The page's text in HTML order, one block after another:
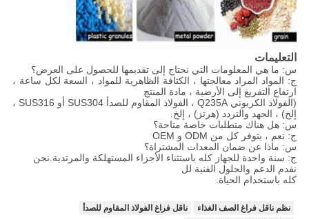
التعليمات
س: ما هي المعلومات التي نحتاج إلى تقديمها للحصول على العرض؟
ج: المواد المراد معالجتها ، الكثافة الظاهرية للمواد ، السعة لكل ساعة ،
ارتفاع التفريغ إلى الأرضية ، مادة المنتج
(الفولاذ الكربوني Q235A ، الفولاذ المقاوم للصدأ SUS304 أو SUS316 ،
إلخ) ، الجهد والتردد (هرتز) ، إلخ.
س: هل هناك متطلبات خاصة متاحة؟
ج: نعم ، يتوفر كل من ODM و OEM
س: ماذا عن ضمان المعدات المشتراة؟
ج: سنة واحدة للجهاز كله باستثناء الأجزاء المستهلكة والمرتدية.نحن
نقدم الدعم والحلول الفنية لل
كله باستخدام الحياة.
نظم ناقل فراغ الصف الغذاء
ناقل فراغ الفولاذ المقاوم للصدأ